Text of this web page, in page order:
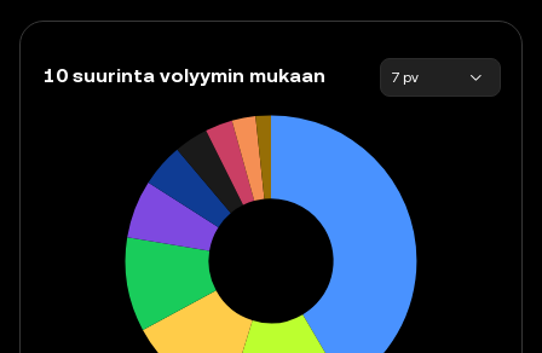
10 suurinta volyymin mukaan 7 pv